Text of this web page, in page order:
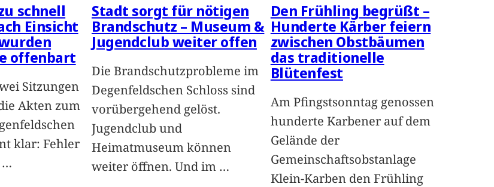
schnell
Einsicht
offenbart
Sitzungen
Akten zum
klar: Fehler
…
Stadt sorgt für nötigen
Brandschutz – Museum &
Jugendclub weiter offen
Die Brandschutzprobleme im
Degenfeldschen Schloss sind
vorübergehend gelöst.
Jugendclub und
Heimatmuseum können
weiter öffnen. Und im …
Den Frühling begrüßt –
Hunderte Kärber feiern
zwischen Obstbäumen
das traditionelle
Blütenfest
Am Pfingstsonntag genossen
hunderte Karbener auf dem
Gelände der
Gemeinschaftsobstanlage
Klein-Karben den Frühling